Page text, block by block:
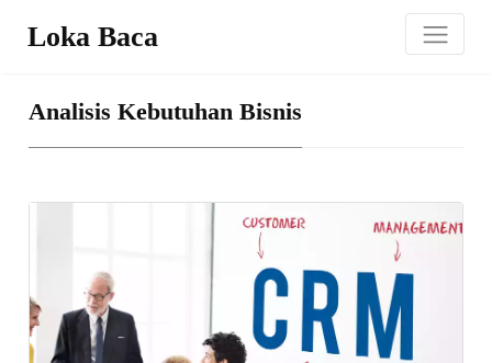
Loka Baca
Analisis Kebutuhan Bisnis